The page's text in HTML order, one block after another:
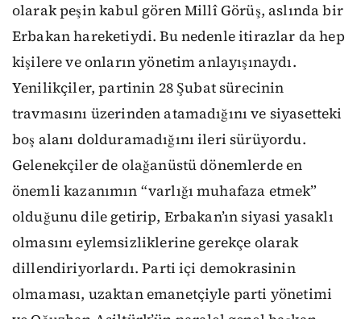
olarak peşin kabul gören Millî Görüş, aslında bir
Erbakan hareketiydi. Bu nedenle itirazlar da hep
kişilere ve onların yönetim anlayışınaydı.
Yenilikçiler, partinin 28 Şubat sürecinin
travmasını üzerinden atamadığını ve siyasetteki
boş alanı dolduramadığını ileri sürüyordu.
Gelenekçiler de olağanüstü dönemlerde en
önemli kazanımın “varlığı muhafaza etmek”
olduğunu dile getirip, Erbakan’ın siyasi yasaklı
olmasını eylemsizliklerine gerekçe olarak
dillendiriyorlardı. Parti içi demokrasinin
olmaması, uzaktan emanetçiyle parti yönetimi